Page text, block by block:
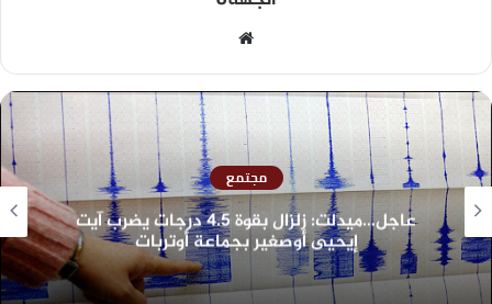
مجتمع
عاجل…ميدلت: زلزال بقوة 4.5 درجات يضرب آيت
إيحيى أوصغير بجماعة أوتربات